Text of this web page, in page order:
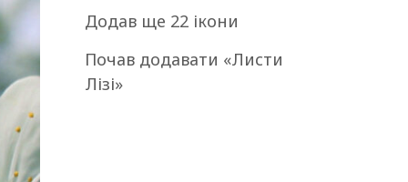
Додав ще 22 ікони
Почав додавати «Листи
Лізі»